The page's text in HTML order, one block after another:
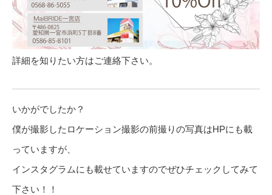
詳細を知りたい方はご連絡下さい。
いかがでしたか？
僕が撮影したロケーション撮影の前撮りの写真はHPにも載
っていますが、
インスタグラムにも載せていますのでぜひチェックしてみて
下さい！！